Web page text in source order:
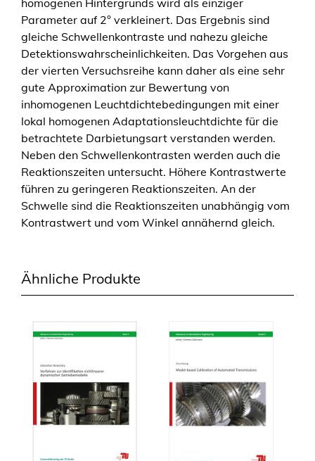
Parameter auf 2° verkleinert. Das Ergebnis sind
gleiche Schwellenkontraste und nahezu gleiche
Detektionswahrscheinlichkeiten. Das Vorgehen aus
der vierten Versuchsreihe kann daher als eine sehr
gute Approximation zur Bewertung von
inhomogenen Leuchtdichtebedingungen mit einer
lokal homogenen Adaptationsleuchtdichte für die
betrachtete Darbietungsart verstanden werden.
Neben den Schwellenkontrasten werden auch die
Reaktionszeiten untersucht. Höhere Kontrastwerte
führen zu geringeren Reaktionszeiten. An der
Schwelle sind die Reaktionszeiten unabhängig vom
Kontrastwert und vom Winkel annähernd gleich.
Ähnliche Produkte